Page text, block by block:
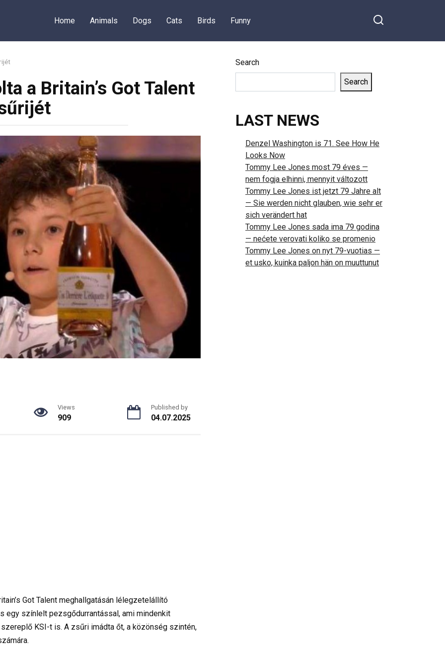
Home Animals Dogs Cats Birds Funny
a Britain’s Got Talent
Views
909
Published by
04.07.2025
Got Talent meghallgatásán lélegzetelállító
egy színlelt pezsgődurrantással, ami mindenkit
KSI-t is. A zsűri imádta őt, a közönség szintén,
Search
Search
LAST NEWS
Denzel Washington is 71. See How He
Looks Now
Tommy Lee Jones most 79 éves —
nem fogja elhinni, mennyit változott
Tommy Lee Jones ist jetzt 79 Jahre alt
— Sie werden nicht glauben, wie sehr er
sich verändert hat
Tommy Lee Jones sada ima 79 godina
— nećete verovati koliko se promenio
Tommy Lee Jones on nyt 79-vuotias —
et usko, kuinka paljon hän on muuttunut